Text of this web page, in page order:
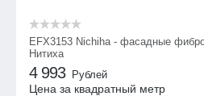
EFX3153 Nichiha - фасадные
Нитиха
4 993 Рублей
Цена за квадратный метр